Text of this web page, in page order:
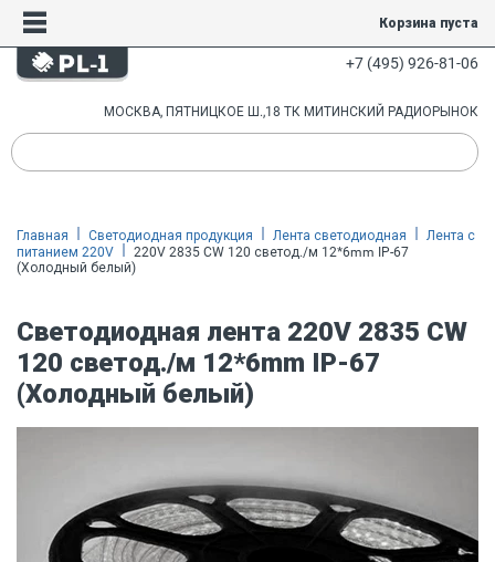
Корзина пуста
+7 (495) 926-81-06
МОСКВА, ПЯТНИЦКОЕ Ш.,18 ТК МИТИНСКИЙ РАДИОРЫНОК
Главная Светодиодная продукция Лента светодиодная
Лента с
питанием 220V
220V 2835 CW 120 светод./м 12*6mm IP-67
(Холодный белый)
Светодиодная лента 220V 2835 CW
120 светод./м 12*6mm IP-67
(Холодный белый)